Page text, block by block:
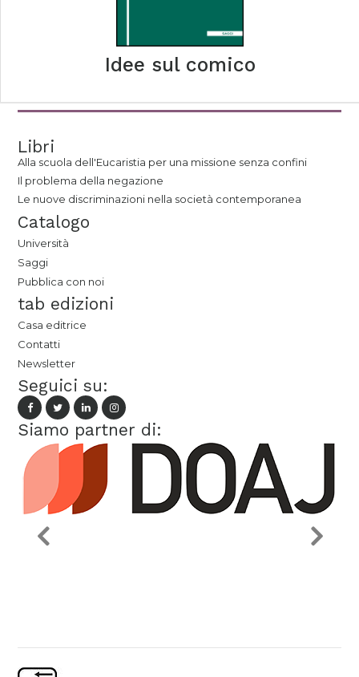
Idee sul comico
Libri
Alla scuola dell'Eucaristia per una missione senza confini
Il problema della negazione
Le nuove discriminazioni nella società contemporanea
Catalogo
Università
Saggi
Pubblica con noi
tab edizioni
Casa editrice
Contatti
Newsletter
Seguici su:
Siamo partner di: